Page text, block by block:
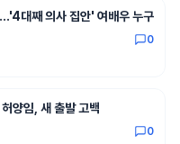
대째 의사 집안' 여배우 누구
0
양임, 새 출발 고백
0